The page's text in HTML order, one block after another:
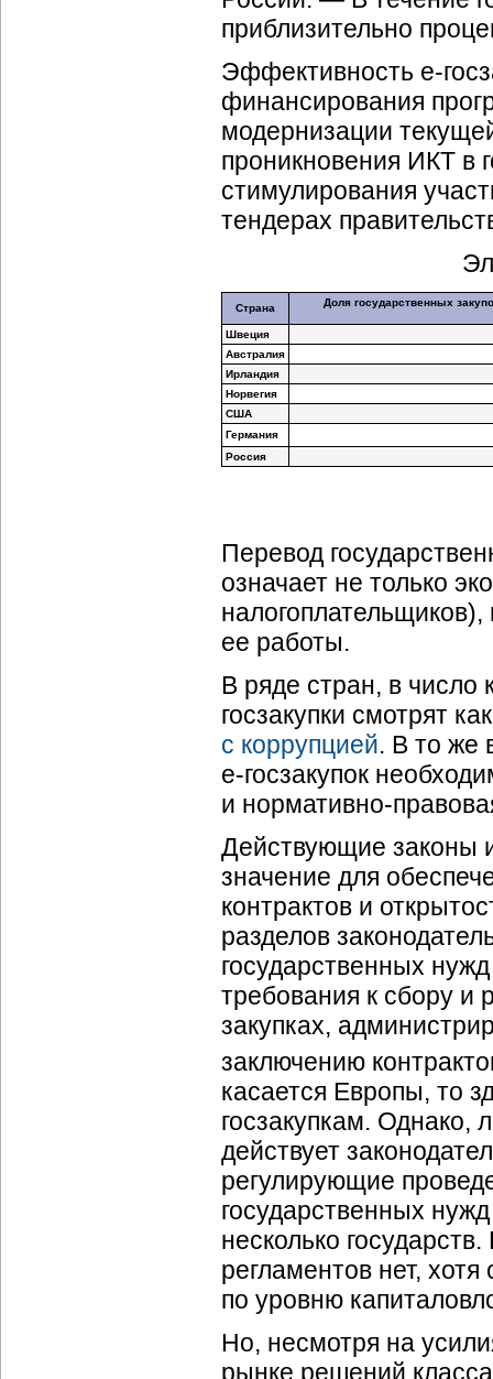
приблизительно
Эффективность e-
финансирования
модернизации
проникновения ИКТ в
стимулирования
тендерах
Страна Доля государственных
Швеция
Австралия
Ирландия
Норвегия
США
Германия
Россия
Перевод
означает не только
ее работы.
В ряде стран, в число
госзакупки смотрят
с коррупцией. В то же
е-госзакупок
и нормативно-
Действующие законы
значение для
контрактов и
разделов
государственных
требования к сбору
закупках,
заключению
касается Европы, то
госзакупкам. Однако,
действует
регулирующие
государственных
несколько
регламентов нет,
по уровню
Но, несмотря на
рынке решений